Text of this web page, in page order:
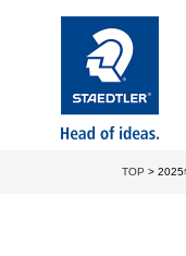
TOP > 2025